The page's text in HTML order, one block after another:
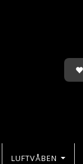
LUFTVÅBEN